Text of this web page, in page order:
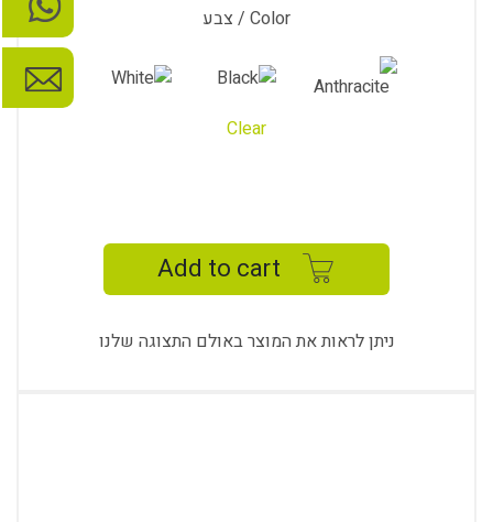
Color / צבע
Clear
Add to cart
ניתן לראות את המוצר באולם התצוגה שלנו